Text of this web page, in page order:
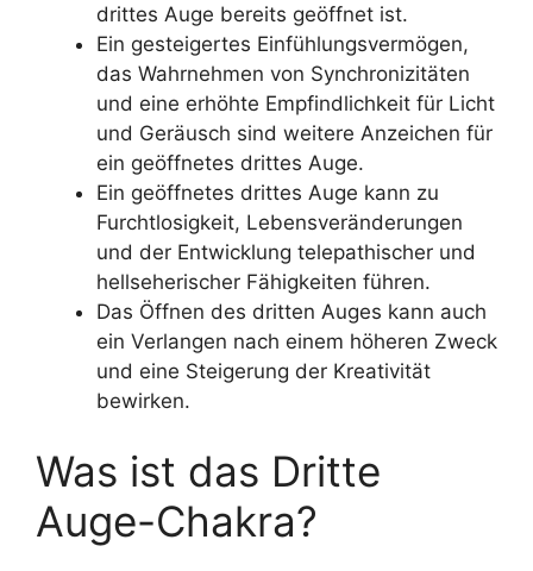
drittes Auge bereits geöffnet ist.
Ein gesteigertes Einfühlungsvermögen,
das Wahrnehmen von Synchronizitäten
und eine erhöhte Empfindlichkeit für Licht
und Geräusch sind weitere Anzeichen für
ein geöffnetes drittes Auge.
Ein geöffnetes drittes Auge kann zu
Furchtlosigkeit, Lebensveränderungen
und der Entwicklung telepathischer und
hellseherischer Fähigkeiten führen.
Das Öffnen des dritten Auges kann auch
ein Verlangen nach einem höheren Zweck
und eine Steigerung der Kreativität
bewirken.
Was ist das Dritte
Auge-Chakra?